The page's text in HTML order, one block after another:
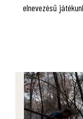
elnevezésű